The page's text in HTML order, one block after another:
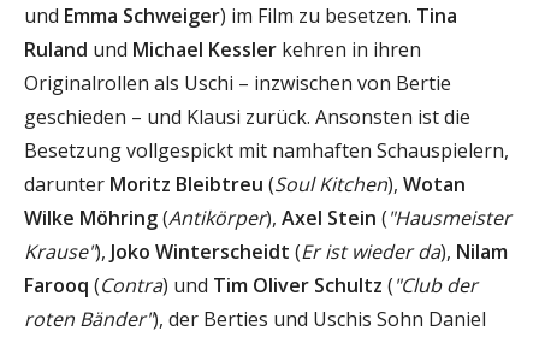
und Emma Schweiger) im Film zu besetzen. Tina
Ruland und Michael Kessler kehren in ihren
Originalrollen als Uschi – inzwischen von Bertie
geschieden – und Klausi zurück. Ansonsten ist die
Besetzung vollgespickt mit namhaften Schauspielern,
darunter Moritz Bleibtreu (Soul Kitchen), Wotan
Wilke Möhring(Antikörper), Axel Stein ("Hausmeister
Krause"), Joko Winterscheidt (Er ist wieder da), Nilam
Farooq (Contra) und Tim Oliver Schultz ("Club der
roten Bänder"), der Berties und Uschis Sohn Daniel